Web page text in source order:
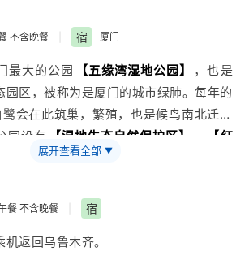
多个阶段展开，分别由水帘、烟火、3D
光、瀑布、配乐以及中国传统中的幽灵等
在3种映射及统一设计下，通过12个不同
的传说展现的栩栩如生。武夷水秀梦之泉
国际杰出成就奖。
悠扬琴声，天主教堂留影。林巧稚纪念
仔后沙滩浴场】（自由活动时间约30分
最美的海滩，是景好、沙好、水质好、气
海滨浴场。游览闽南千年古刹—— 【南
国最早的佛教高等教育基地、全国唯一
途观看全国最美的校园之一 ——【厦门
【曾厝铵】：这里没有鼓浪屿的嘈杂，没
新的店面，当然，还有不混乱的酒吧。
得留念的地方，那么会想：一定是它——
海滨风光，简单了解闽南妈祖文化，在
不含晚餐 宿 厦门
最大的公园 【五缘湾湿地公园】
，也是
园区，被称为是厦门的城市绿肺。每年的
会在此筑巢，繁殖，也是候鸟南北迁徙
园设有
【湿地生态自然保护区】
【红
【鸟类观赏岛】 、
门
狐尾山顶公园，集
观景功能的独到地理优势，成为鸟瞰厦门
顶的雷达天线罩，远眺犹如一颗明珠。
展开查看全部 ▼
餐 不含晚餐 宿
机返回乌鲁木齐。